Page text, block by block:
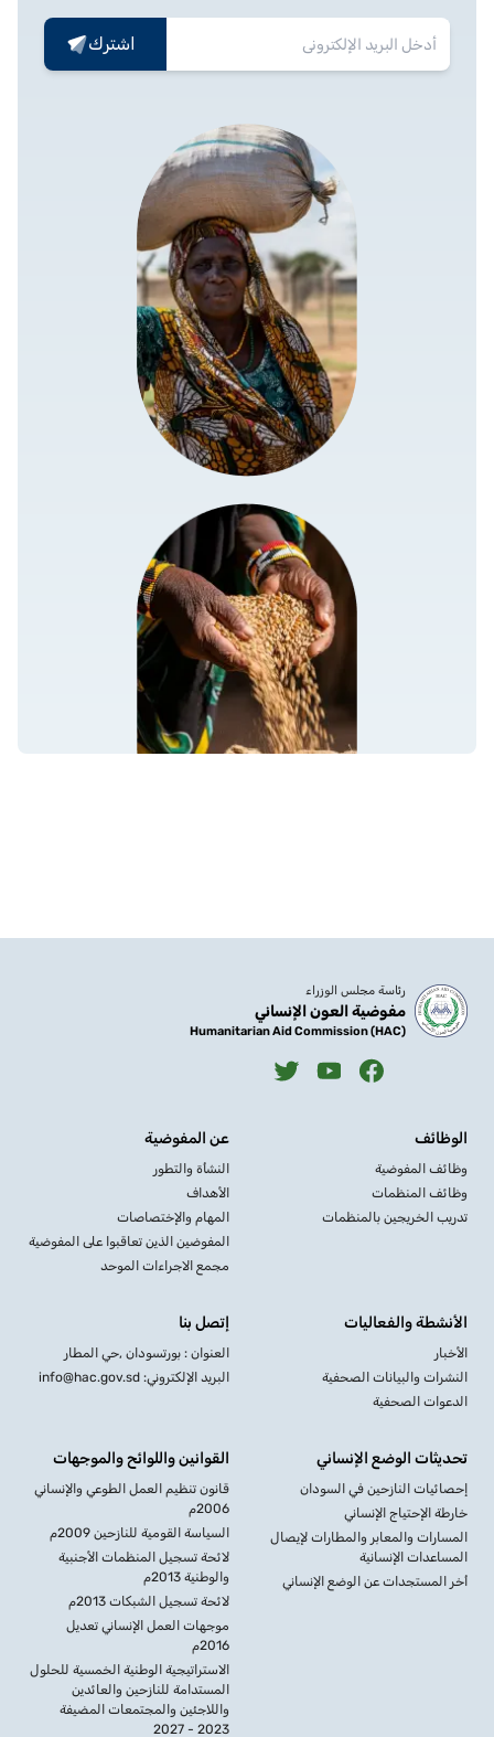
اشترك
رئاسة مجلس الوزراء
مفوضية العون الإنساني
Humanitarian Aid Commission (HAC)
الوظائف
وظائف المفوضية
وظائف المنظمات
تدريب الخريجين بالمنظمات
عن المفوضية
النشأة والتطور
الأهداف
المهام والإختصاصات
المفوضين الذين تعاقبوا على المفوضية
مجمع الاجراءات الموحد
الأنشطة والفعاليات
الأخبار
النشرات والبيانات الصحفية
الدعوات الصحفية
إتصل بنا
العنوان : بورتسودان ,حي المطار
البريد الإلكتروني: info@hac.gov.sd
تحديثات الوضع الإنساني
إحصائيات النازحين في السودان
خارطة الإحتياج الإنساني
المسارات والمعابر والمطارات لإيصال
المساعدات الإنسانية
أخر المستجدات عن الوضع الإنساني
القوانين واللوائح والموجهات
قانون تنظيم العمل الطوعي والإنساني
2006م
السياسة القومية للنازحين 2009م
لائحة تسجيل المنظمات الأجنبية
والوطنية 2013م
لائحة تسجيل الشبكات 2013م
موجهات العمل الإنساني تعديل
2016م
الاستراتيجية الوطنية الخمسية للحلول
المستدامة للنازحين والعائدين
واللاجئين والمجتمعات المضيفة
2023 - 2027